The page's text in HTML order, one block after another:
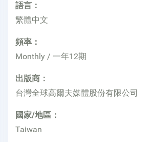
語言：
繁體中文
頻率：
Monthly / 一年12期
出版商：
台灣全球高爾夫媒體股份有限公司
國家/地區：
Taiwan